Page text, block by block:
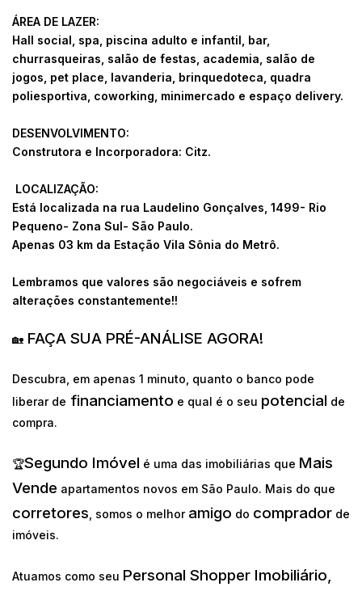
ÁREA DE LAZER:
Hall social, spa, piscina adulto e infantil, bar,
churrasqueiras, salão de festas, academia, salão de
jogos, pet place, lavanderia, brinquedoteca, quadra
poliesportiva, coworking, minimercado e espaço delivery.
DESENVOLVIMENTO:
Construtora e Incorporadora: Citz.
LOCALIZAÇÃO:
Está localizada na rua Laudelino Gonçalves, 1499- Rio
Pequeno- Zona Sul- São Paulo.
Apenas 03 km da Estação Vila Sônia do Metrô.
Lembramos que valores são negociáveis e sofrem
alterações constantemente!!
🏡 FAÇA SUA PRÉ-ANÁLISE AGORA!
Descubra, em apenas 1 minuto, quanto o banco pode
liberar de financiamento e qual é o seu potencial de
compra.
🏆Segundo Imóvel é uma das imobiliárias que Mais
Vende apartamentos novos em São Paulo. Mais do que
corretores , somos o melhor amigo do comprador de
imóveis.
Atuamos como seu Personal Shopper Imobiliário,